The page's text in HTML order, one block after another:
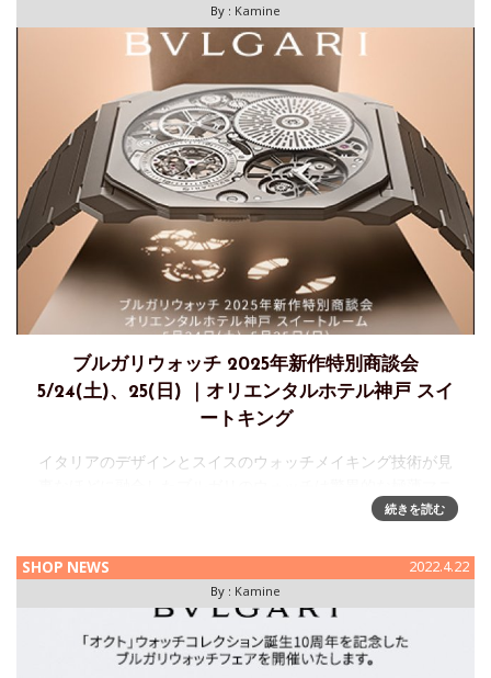
By : Kamine
ブルガリウォッチ 2025年新作特別商談会
5/24(土)、25(日) ｜オリエンタルホテル神戸 スイ
ートキング
イタリアのデザインとスイスのウォッチメイキング技術が見
ュファクチュールムーブメントをはじめ、大胆なカリスマ性
す。5/24(土)、25(
続きを読む
SHOP NEWS 2022.4.22
By : Kamine